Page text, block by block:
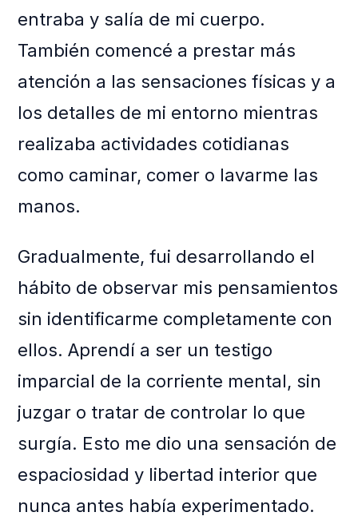
entraba y salía de mi cuerpo.
También comencé a prestar más
atención a las sensaciones físicas y a
los detalles de mi entorno mientras
realizaba actividades cotidianas
como caminar, comer o lavarme las
manos.
Gradualmente, fui desarrollando el
hábito de observar mis pensamientos
sin identificarme completamente con
ellos. Aprendí a ser un testigo
imparcial de la corriente mental, sin
juzgar o tratar de controlar lo que
surgía. Esto me dio una sensación de
espaciosidad y libertad interior que
nunca antes había experimentado.